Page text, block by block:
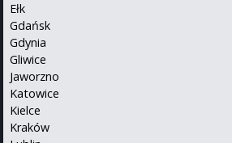
Ełk
Gdańsk
Gdynia
Gliwice
Jaworzno
Katowice
Kielce
Kraków